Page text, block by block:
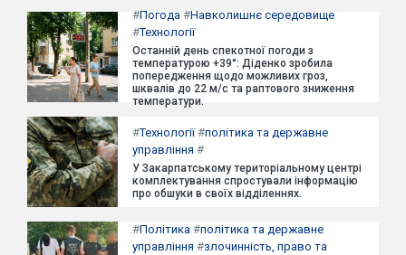
#Погода #Навколишнє середовище
#Технології
Останній день спекотної погоди з
температурою +39°: Діденко зробила
попередження щодо можливих гроз,
шквалів до 22 м/с та раптового зниження
температури.
#Технології#політика та державне
управління #
У Закарпатському територіальному центрі
комплектування спростували інформацію
про обшуки в своїх відділеннях.
#Політика #політика та державне
управління #злочинність, право та